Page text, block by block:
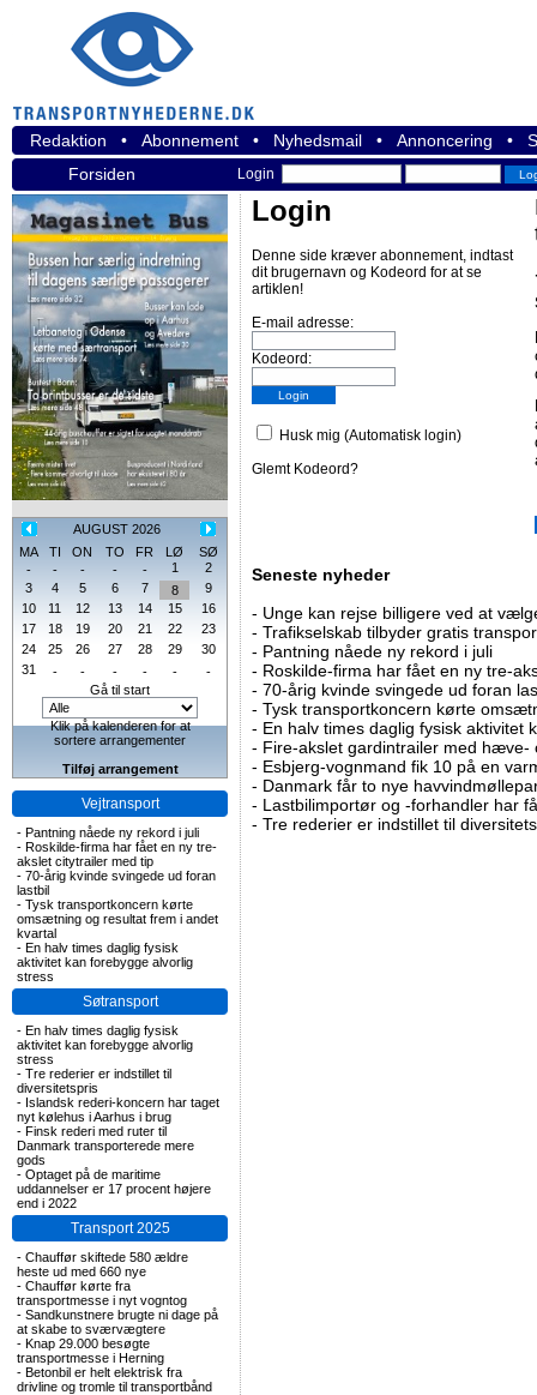
Redaktion • Abonnement • Nyhedsmail • Annoncering •
Forsiden
Login
AUGUST 2026
MA
TI ON TO FR LØ
SØ
-
- - - - 1
2
3
4 5 6 7 8
9
10
11 12 13 14 15
16
17
18 19 20 21 22
23
24
25 26 27 28 29
30
31
- - - - -
-
Gå til start
Klik på kalenderen for at
sortere arrangementer
Tilføj arrangement
Vejtransport
- Pantning nåede ny rekord i juli
- Roskilde-firma har fået en ny tre-
akslet citytrailer med tip
- 70-årig kvinde svingede ud foran
lastbil
- Tysk transportkoncern kørte
omsætning og resultat frem i andet
kvartal
- En halv times daglig fysisk
aktivitet kan forebygge alvorlig
stress
Søtransport
- En halv times daglig fysisk
aktivitet kan forebygge alvorlig
stress
- Tre rederier er indstillet til
diversitetspris
- Islandsk rederi-koncern har taget
nyt kølehus i Aarhus i brug
- Finsk rederi med ruter til
Danmark transporterede mere
gods
- Optaget på de maritime
uddannelser er 17 procent højere
end i 2022
Transport 2025
- Chauffør skiftede 580 ældre
heste ud med 660 nye
- Chauffør kørte fra
transportmesse i nyt vogntog
- Sandkunstnere brugte ni dage på
at skabe to sværvægtere
- Knap 29.000 besøgte
transportmesse i Herning
- Betonbil er helt elektrisk fra
drivline og tromle til transportbånd
Login
Denne side kræver abonnement, indtast
dit brugernavn og Kodeord for at se
artiklen!
E-mail adresse:
Kodeord:
Husk mig (Automatisk login)
Glemt Kodeord?
Seneste nyheder
- Unge kan rejse billigere ved at
- Trafikselskab tilbyder gratis
- Pantning nåede ny rekord i juli
- Roskilde-firma har fået en ny tre-
- 70-årig kvinde svingede ud foran
- Tysk transportkoncern kørte
- En halv times daglig fysisk aktivitet
- Fire-akslet gardintrailer med hæve-
- Esbjerg-vognmand fik 10 på en
- Danmark får to nye
- Lastbilimportør og -forhandler har
- Tre rederier er indstillet til